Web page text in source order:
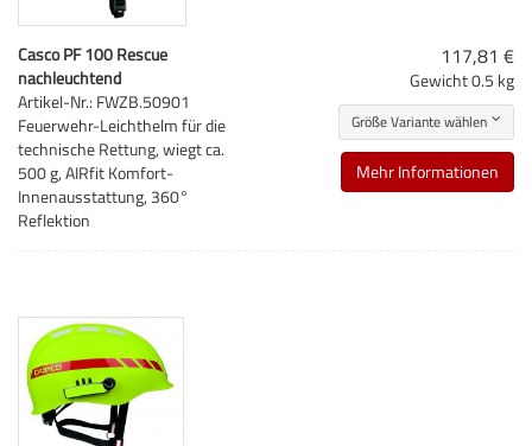
Casco PF 100 Rescue
nachleuchtend
Artikel-Nr.: FWZB.50901
Feuerwehr-Leichthelm für die
technische Rettung, wiegt ca.
500 g, AIRfit Komfort-
Innenausstattung, 360°
Reflektion
117,81 €
Gewicht0.5 kg
Größe Variante wählen
Mehr Informationen